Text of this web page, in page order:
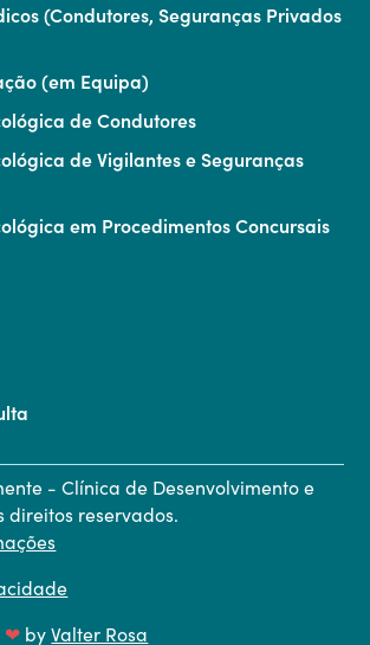
(Condutores, Seguranças Privados
(em Equipa)
de Condutores
de Vigilantes e Seguranças
em Procedimentos Concursais
- Clínica de Desenvolvimento e
direitos reservados.
❤ byValter Rosa